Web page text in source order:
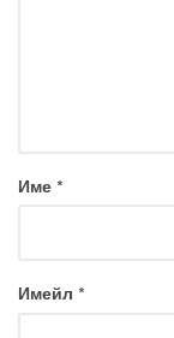
Име *
Имейл *